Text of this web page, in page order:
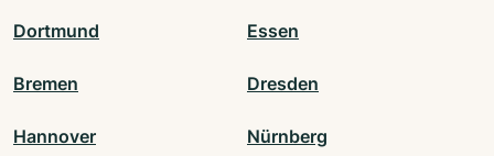
Dortmund Essen
Bremen Dresden
Hannover Nürnberg